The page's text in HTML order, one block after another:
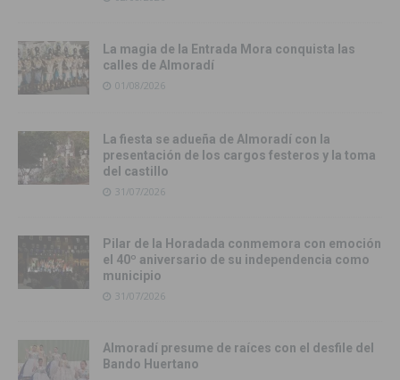
La magia de la Entrada Mora conquista las
calles de Almoradí
01/08/2026
La fiesta se adueña de Almoradí con la
presentación de los cargos festeros y la toma
del castillo
31/07/2026
Pilar de la Horadada conmemora con emoción
el 40º aniversario de su independencia como
municipio
31/07/2026
Almoradí presume de raíces con el desfile del
Bando Huertano